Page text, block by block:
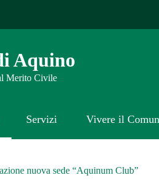
Aquino
Merito Civile
Servizi Vivere il
nuova sede “Aquinum Club”